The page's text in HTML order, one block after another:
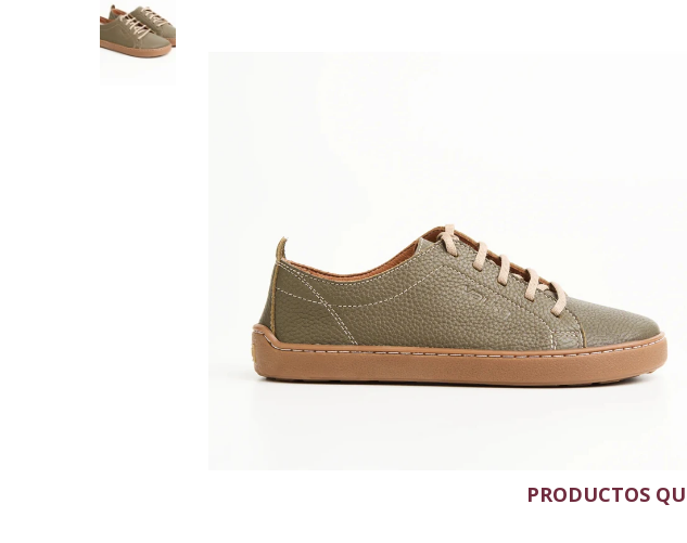
PRODUCTOS